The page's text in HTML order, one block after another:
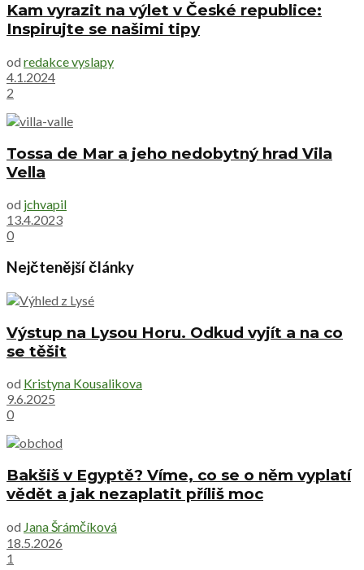
Kam vyrazit na výlet v České republice:
Inspirujte se našimi tipy
od redakce vyslapy
4.1.2024
2
Tossa de Mar a jeho nedobytný hrad Vila
Vella
od jchvapil
13.4.2023
0
Nejčtenější články
Výstup na Lysou Horu. Odkud vyjít a na co
se těšit
od Kristyna Kousalikova
9.6.2025
0
Bakšiš v Egyptě? Víme, co se o něm vyplatí
vědět a jak nezaplatit příliš moc
od Jana Šrámčíková
18.5.2026
1